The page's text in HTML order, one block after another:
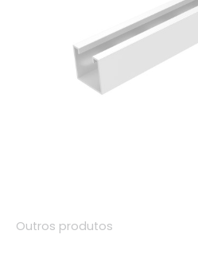
Outros produtos